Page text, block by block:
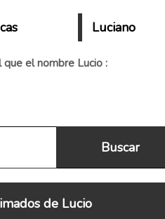
Luciano
el nombre Lucio :
de Lucio